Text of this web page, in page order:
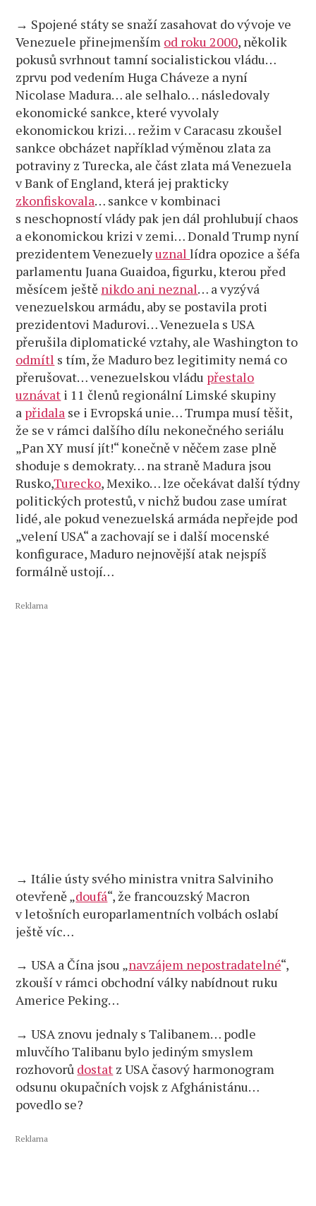
→ Spojené státy se snaží zasahovat do vývoje ve
Venezuele přinejmenším od roku 2000, několik
pokusů svrhnout tamní socialistickou vládu…
zprvu pod vedením Huga Cháveze a nyní
Nicolase Madura… ale selhalo… následovaly
ekonomické sankce, které vyvolaly
ekonomickou krizi… režim v Caracasu zkoušel
sankce obcházet například výměnou zlata za
potraviny z Turecka, ale část zlata má Venezuela
v Bank of England, která jej prakticky
zkonfiskovala… sankce v kombinaci
s neschopností vlády pak jen dál prohlubují chaos
a ekonomickou krizi v zemi… Donald Trump nyní
prezidentem Venezuelyuznallídra opozice a šéfa
parlamentu Juana Guaidoa, figurku, kterou před
měsícem ještě nikdo ani neznal… a vyzývá
venezuelskou armádu, aby se postavila proti
prezidentovi Madurovi… Venezuela s USA
přerušila diplomatické vztahy, ale Washington to
odmítl s tím, že Maduro bez legitimity nemá co
přerušovat… venezuelskou vládu přestalo
uznávat i 11 členů regionální Limské skupiny
a přidala se i Evropská unie… Trumpa musí těšit,
že se v rámci dalšího dílu nekonečného seriálu
„Pan XY musí jít!“ konečně v něčem zase plně
shoduje s demokraty… na straně Madura jsou
Rusko,Turecko, Mexiko… lze očekávat další týdny
politických protestů, v nichž budou zase umírat
lidé, ale pokud venezuelská armáda nepřejde pod
„velení USA“ a zachovají se i další mocenské
konfigurace, Maduro nejnovější atak nejspíš
formálně ustojí…
Reklama
→ Itálie ústy svého ministra vnitra Salviniho
otevřeně „doufá“, že francouzský Macron
v letošních europarlamentních volbách oslabí
ještě víc…
→ USA a Čína jsou „navzájem nepostradatelné“,
zkouší v rámci obchodní války nabídnout ruku
Americe Peking…
→ USA znovu jednaly s Talibanem… podle
mluvčího Talibanu bylo jediným smyslem
rozhovorů dostat z USA časový harmonogram
odsunu okupačních vojsk z Afghánistánu…
povedlo se?
Reklama